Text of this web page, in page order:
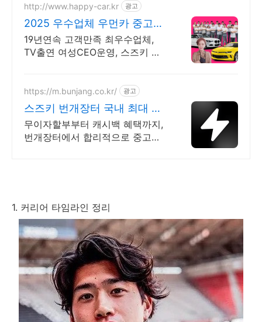
http://www.happy-car.kr 광고
2025 우수업체 우먼카 중고차
는 최우수모범업체에서!
19년연속 고객만족 최우수업체,
TV출연 여성CEO운영, 스즈키 실
수 홈페이지!
https://m.bunjang.co.kr/ 광고
스즈키 번개장터 국내 최대 브
랜드 중고거래
무이자할부부터 캐시백 혜택까지,
번개장터에서 합리적으로 중고거
1. 커리어 타임라인 정리